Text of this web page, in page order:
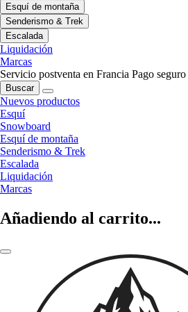
Esquí de montaña
Senderismo & Trek
Escalada
Liquidación
Marcas
Servicio postventa en Francia Pago seguro
Buscar
Nuevos productos
Esquí
Snowboard
Esquí de montaña
Senderismo & Trek
Escalada
Liquidación
Marcas
Añadiendo al carrito...